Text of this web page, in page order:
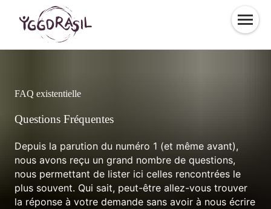
p
FAQ existentielle
Questions Fréquentes
Depuis la parution du numéro 1 (et même avant),
nous avons reçu un grand nombre de questions,
nous permettant de lister ici celles rencontrées le
plus souvent. Qui sait, peut-être allez-vous trouver
la réponse à votre demande sans avoir à nous écrire
Panneau de gestion des cookies